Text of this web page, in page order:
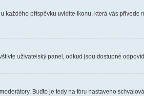
příspěvku uvidíte ikonu, která vás
uživatelský panel, odkud jsou dostupné
Buďto je tedy na fóru nastaveno